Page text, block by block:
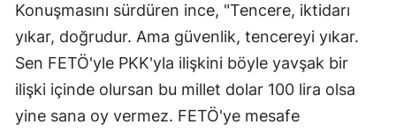
Konuşmasını sürdüren ince, "Tencere, iktidarı
yıkar, doğrudur. Ama güvenlik, tencereyi yıkar.
Sen FETÖ'yle PKK'yla ilişkini böyle yavşak bir
ilişki içinde olursan bu millet dolar 100 lira olsa
yine sana oy vermez. FETÖ'ye mesafe